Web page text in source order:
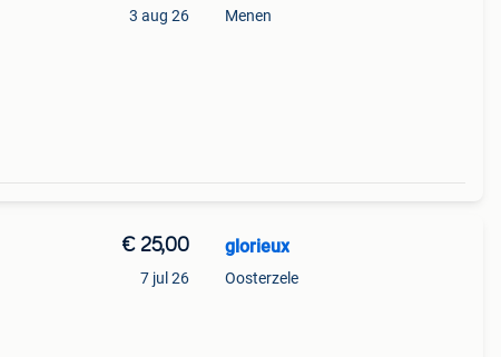
3 aug 26 Menen
€ 25,00
7 jul 26
glorieux
Oosterzele